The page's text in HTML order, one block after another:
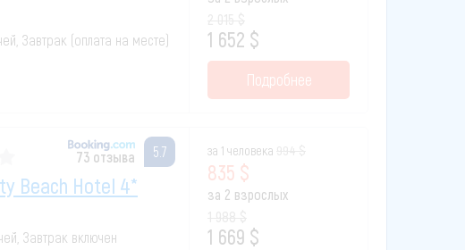
Завтрак (оплата на месте)
1 652 $
Подробнее
73 отзыва 5.7
Beach Hotel 4*
Завтрак включен
за 1 человека
835 $
за 2 взрослых
1 669 $